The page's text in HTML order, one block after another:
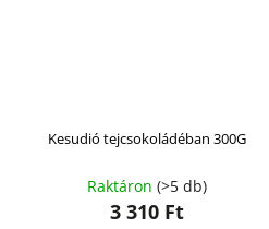
Kesudió tejcsokoládéban 300G
Raktáron (>5 db)
3 310 Ft